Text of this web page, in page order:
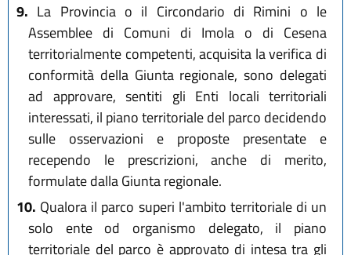
9. La Provincia o il Circondario di Rimini o le
Assemblee di Comuni di Imola o di Cesena
territorialmente competenti, acquisita la verifica di
conformità della Giunta regionale, sono delegati
ad approvare, sentiti gli Enti locali territoriali
interessati, il piano territoriale del parco decidendo
sulle osservazioni e proposte presentate e
recependo le prescrizioni, anche di merito,
formulate dalla Giunta regionale.
10. Qualora il parco superi l'ambito territoriale di un
solo ente od organismo delegato, il piano
territoriale del parco è approvato di intesa tra gli